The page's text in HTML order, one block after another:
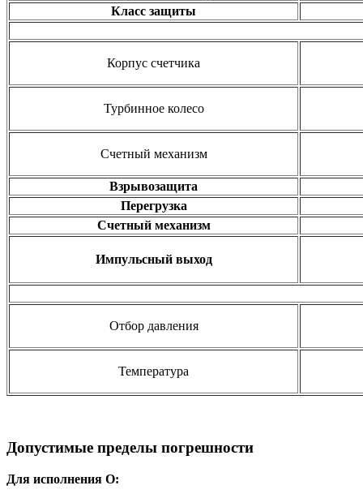
Класс защиты
Корпус счетчика
Турбинное колесо
Счетный механизм
Взрывозащита
Перегрузка
Счетный механизм
Импульсный выход
Отбор давления
Температура
Допустимые пределы погрешности
Для исполнения О: